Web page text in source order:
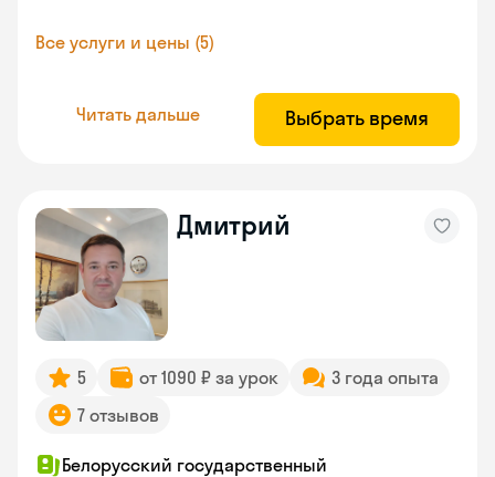
Все услуги и цены (5)
Читать дальше Выбрать время
Дмитрий
5 от 1090 ₽ за урок
3 года опыта
7 отзывов
Белорусский государственный